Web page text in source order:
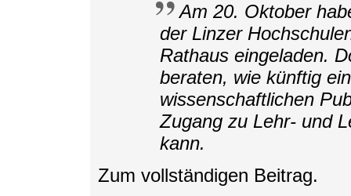
Am 20. Oktober
der Linzer
Rathaus eingeladen.
beraten, wie künftig
wissenschaftlichen
Zugang zu Lehr- und
kann.
Zum vollständigen Beitrag.